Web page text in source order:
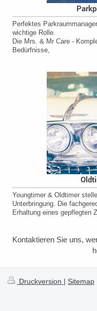
Perfektes
wichtige Rolle.
Die Mrs. & Mr Care -
Bedürfnisse,
Youngtimer & Oldtimer
Unterbringung. Die
Erhaltung eines gepflegten
Kontaktieren Sie uns,
Druckversion | Sitemap